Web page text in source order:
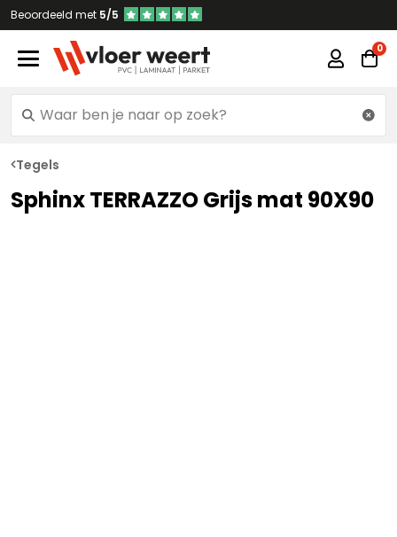
Beoordeeld met 5/5
Tegels
Sphinx TERRAZZO Grijs mat 90X90